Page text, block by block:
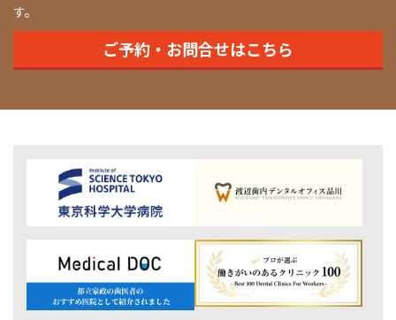
す。
ご予約・お問合せはこちら